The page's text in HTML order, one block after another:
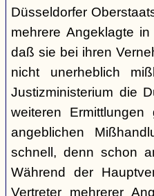
Düsseldorfer
mehrere Angeklagte
daß sie bei ihren
nicht unerheblich
Justizministerium die
weiteren
angeblichen
schnell, denn schon
Während der
Vertreter mehrerer